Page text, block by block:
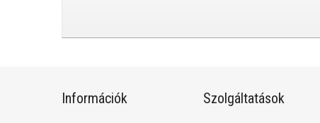
Információk Szolgáltatások